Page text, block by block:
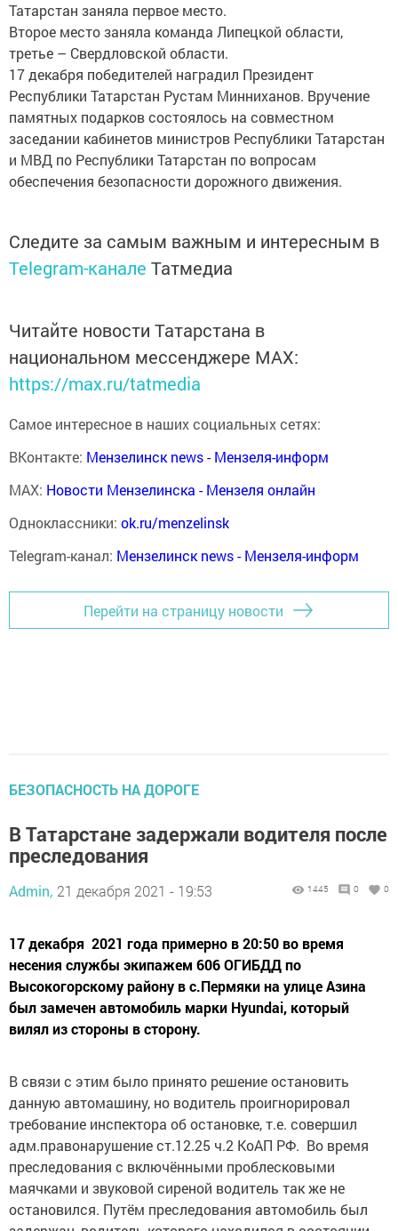
Татарстан заняла первое место.
Второе место заняла команда Липецкой области,
третье – Свердловской области.
17 декабря победителей наградил Президент
Республики Татарстан Рустам Минниханов. Вручение
памятных подарков состоялось на совместном
заседании кабинетов министров Республики Татарстан
и МВД по Республики Татарстан по вопросам
обеспечения безопасности дорожного движения.
Следите за самым важным и интересным в
Telegram-канале Татмедиа
Читайте новости Татарстана в
национальном мессенджере MАХ:
https://max.ru/tatmedia
Самое интересное в наших социальных сетях:
ВКонтакте: Мензелинск news - Мензеля-информ
MAX: Новости Мензелинска - Мензеля онлайн
Одноклассники: ok.ru/menzelinsk
Telegram-канал: Мензелинск news - Мензеля-информ
Перейти на страницу новости
БЕЗОПАСНОСТЬ НА ДОРОГЕ
В Татарстане задержали водителя после
преследования
Admin, 21 декабря 2021 - 19:53 1445 0 0
17 декабря 2021 года примерно в 20:50 во время
несения службы экипажем 606 ОГИБДД по
Высокогорскому району в с.Пермяки на улице Азина
был замечен автомобиль марки Hyundai, который
вилял из стороны в сторону.
В связи с этим было принято решение остановить
данную автомашину, но водитель проигнорировал
требование инспектора об остановке, т.е. совершил
адм.правонарушение ст.12.25 ч.2 КоАП РФ. Во время
преследования с включёнными проблесковыми
маячками и звуковой сиреной водитель так же не
остановился. Путём преследования автомобиль был